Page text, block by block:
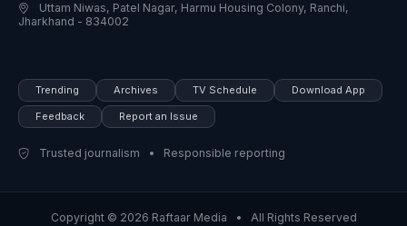
Uttam Niwas, Patel Nagar, Harmu Housing Colony, Ranchi,
Jharkhand - 834002
Trending Archives TV Schedule Download App
Feedback Report an Issue
Trusted journalism • Responsible reporting
Copyright © 2026 Raftaar Media • All Rights Reserved